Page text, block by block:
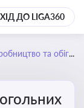
ДО LIGA360
та обіг алкогольних напоїв